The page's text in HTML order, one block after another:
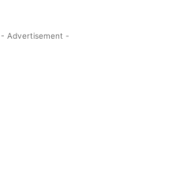
- Advertisement -